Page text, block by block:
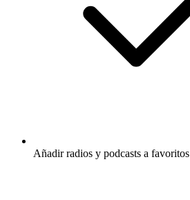
Añadir radios y podcasts a favoritos